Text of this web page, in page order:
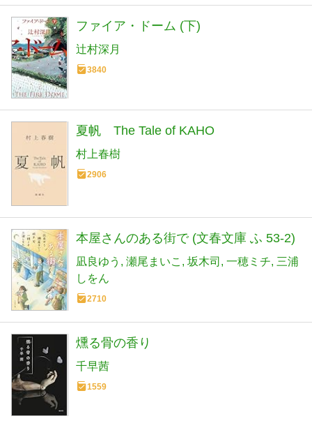
ファイア・ドーム (下)
辻村深月
3840
夏帆 The Tale of KAHO
村上春樹
2906
本屋さんのある街で (文春文庫 ふ 53-2)
凪良ゆう 瀬尾まいこ 坂木司 一穂ミチ 三浦
しをん
2710
燻る骨の香り
千早茜
1559